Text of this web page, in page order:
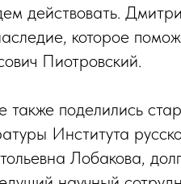
действовать.
которое
Пиотровский.
поделились
Института
Лобакова,